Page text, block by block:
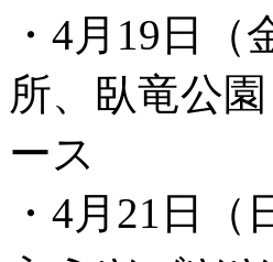
・4月19日
所、臥竜公
ース
・4月21日